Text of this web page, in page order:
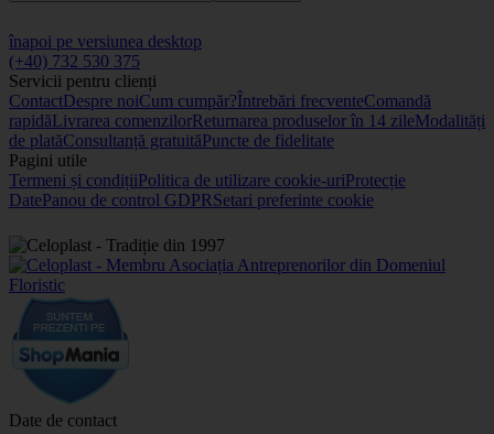
înapoi pe versiunea desktop
(+40) 732 530 375
Servicii pentru clienți
ContactDespre noiCum cumpăr?Întrebări frecventeComandă
rapidăLivrarea comenzilorReturnarea produselor în 14 zileModalități
de platăConsultanță gratuităPuncte de fidelitate
Pagini utile
Termeni și condițiiPolitica de utilizare cookie-uriProtecție
DatePanou de control GDPRSetari preferinte cookie
Date de contact